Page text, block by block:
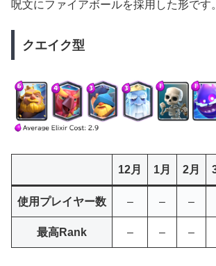
呪文にファイアボールを採用した形です。
クエイク型
12月 1月 2月
使用プレイヤー数 – – –
最高Rank – – –